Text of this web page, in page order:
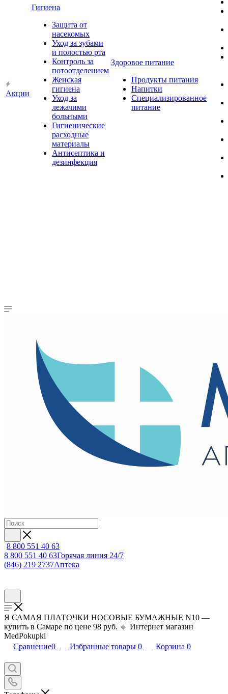
Акции
Гигиена
Защита от
насекомых
Уход за зубами
и полостью рта
Контроль за
потоотделением
Женская
гигиена
Уход за
лежачими
больными
Гигиенические
расходные
материалы
Антисептика и
дезинфекция
Здоровое питание
Продукты питания
Напитки
Специализированное
питание
8 800 551 40 63
8 800 551 40 63Горячая линия 24/7
(846) 219 2737Аптека
Я САМАЯ ПЛАТОЧКИ НОСОВЫЕ БУМАЖНЫЕ N10 —
купить в Самаре по цене 98 руб. 🔸 Интернет магазин
MedPokupki
Сравнение0 Избранные товары 0 Корзина 0